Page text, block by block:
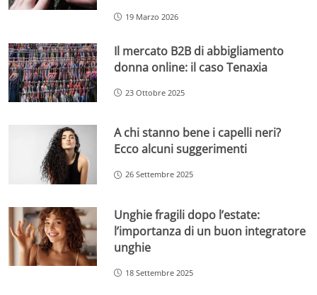
19 Marzo 2026
Il mercato B2B di abbigliamento
donna online: il caso Tenaxia
23 Ottobre 2025
A chi stanno bene i capelli neri?
Ecco alcuni suggerimenti
26 Settembre 2025
Unghie fragili dopo l’estate:
l’importanza di un buon integratore
unghie
18 Settembre 2025